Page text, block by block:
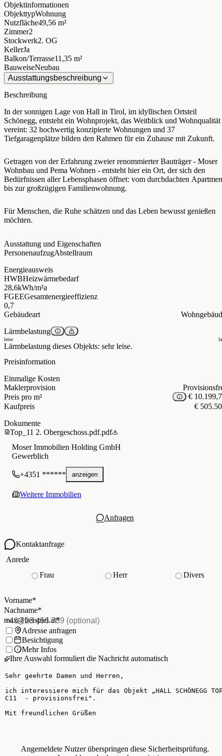
Objektinformationen
ObjekttypWohnung
Nutzfläche49,56 m²
Zimmer2
Stockwerk2. OG
KellerJa
Balkon/Terrasse11,35 m²
BauweiseNeubau
Ausstattungsbeschreibung
Beschreibung
In der sonnigen Lage von Hall in Tirol, im idyllischen Ortsteil
Schönegg, entsteht ein Wohnprojekt, das Weitblick und Wohnqualität
vereint: 32 hochwertig konzipierte Wohnungen und 37
Tiefgaragenplätze bilden den Rahmen für ein Zuhause mit Zukunft.
Getragen von der Erfahrung zweier renommierter Bauträger - Moser
Wohnbau und Pema Wohnen - entsteht hier ein Ort, der sich den
Bedürfnissen aller Lebensphasen öffnet: vom durchdachten
bis zur großzügigen Familienwohnung.
Für Menschen, die Ruhe schätzen und das Leben bewusst genießen
möchten.
Ausstattung und Eigenschaften
PersonenaufzugAbstellraum
Energieausweis
HWBHeizwärmebedarf
28,6kWh/m²a
FGEEGesamtenergieeffizienz
0,7
Gebäudeart
Lärmbelastung
leise
Lärmbelastung dieses Objekts: sehr leise.
Preisinformation
Einmalige Kosten
Maklerprovision
Preis pro m²
€
Kaufpreis
€
Dokumente
Top_11 2. Obergeschoss.pdf.pdf
Moser Immobilien Holding GmbH
Gewerblich
+4351 ****** anzeigen
Weitere Immobilien
Anfragen
Kontaktanfrage
Ihre Kontaktdaten
Anrede
Frau
Herr
Divers
Vorname*
Nachname
Nachname*
E-Mail*(Pflichtfeld)
max@beispiel.at*
Telefon(optional)
Ich möchte:Adresse anfragen
Besichtigung
Mehr Infos
Ihre Auswahl formuliert die Nachricht automatisch
Ihre Nachricht
Angemeldete Nutzer überspringen diese Sicherheitsprüfung.